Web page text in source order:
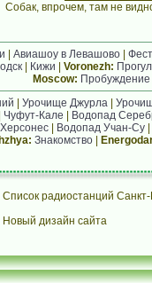
Собак, впрочем, там не
Авиашоу в Левашово|
| Кижи Voronezh:
Moscow: Пробуждение
Урочище Джурла
Чуфут-Кале
Водопад
Херсонес| Водопад Учан-Су|
Знакомство|
Список радиостанций
Новый дизайн сайта